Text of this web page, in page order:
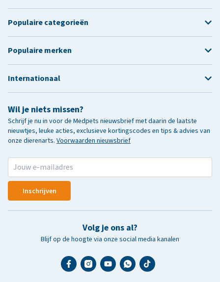
Wil je niets missen?
Schrijf je nu in voor de Medpets nieuwsbrief met daarin de laatste
nieuwtjes, leuke acties, exclusieve kortingscodes en tips & advies van
onze dierenarts. Voorwaarden nieuwsbrief
Inschrijven
Volg je ons al?
Blijf op de hoogte via onze social media kanalen
Populaire categorieën
Populaire merken
Internationaal